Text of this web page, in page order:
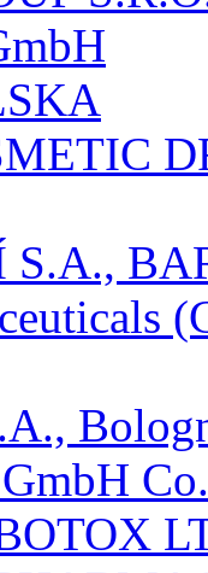
S.A.,